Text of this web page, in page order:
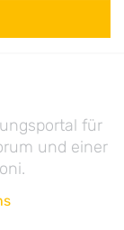
für
und einer